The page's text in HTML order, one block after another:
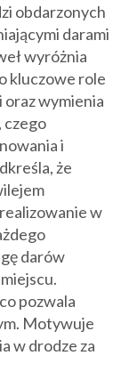
obdarzonych
darami
wyróżnia
kluczowe role
oraz wymienia
czego
i
że
w
darów
pozwala
Motywuje
w drodze za